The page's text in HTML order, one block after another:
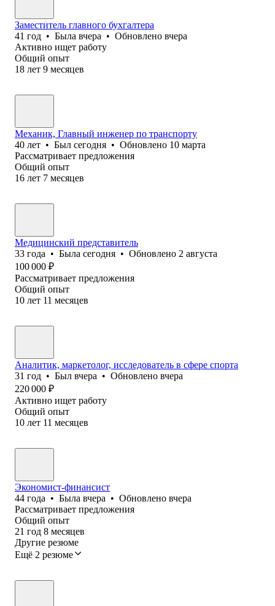
Заместитель главного бухгалтера
41 год • Была вчера • Обновлено вчера
Активно ищет работу
Общий опыт
18 лет 9 месяцев
Механик, Главный инженер по транспорту
40 лет • Был сегодня • Обновлено 10 марта
Рассматривает предложения
Общий опыт
16 лет 7 месяцев
Медицинский представитель
33 года • Была сегодня • Обновлено 2 августа
100 000 ₽
Рассматривает предложения
Общий опыт
10 лет 11 месяцев
Аналитик, маркетолог, исследователь в сфере спорта
31 год • Был вчера • Обновлено вчера
220 000 ₽
Активно ищет работу
Общий опыт
10 лет 11 месяцев
Экономист-финансист
44 года • Была вчера • Обновлено вчера
Рассматривает предложения
Общий опыт
21 год 8 месяцев
Другие резюме
Ещё 2 резюме